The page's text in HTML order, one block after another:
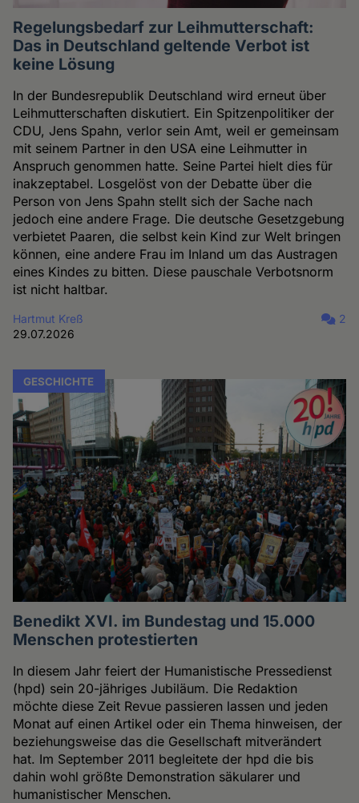
Regelungsbedarf zur Leihmutterschaft:
Das in Deutschland geltende Verbot ist
keine Lösung
In der Bundesrepublik Deutschland wird erneut über
Leihmutterschaften diskutiert. Ein Spitzenpolitiker der
CDU, Jens Spahn, verlor sein Amt, weil er gemeinsam
mit seinem Partner in den USA eine Leihmutter in
Anspruch genommen hatte. Seine Partei hielt dies für
inakzeptabel. Losgelöst von der Debatte über die
Person von Jens Spahn stellt sich der Sache nach
jedoch eine andere Frage. Die deutsche Gesetzgebung
verbietet Paaren, die selbst kein Kind zur Welt bringen
können, eine andere Frau im Inland um das Austragen
eines Kindes zu bitten. Diese pauschale Verbotsnorm
ist nicht haltbar.
Hartmut Kreß
29.07.2026
2
GESCHICHTE
Benedikt XVI. im Bundestag und 15.000
Menschen protestierten
In diesem Jahr feiert der Humanistische Pressedienst
(hpd) sein 20-jähriges Jubiläum. Die Redaktion
möchte diese Zeit Revue passieren lassen und jeden
Monat auf einen Artikel oder ein Thema hinweisen, der
beziehungsweise das die Gesellschaft mitverändert
hat. Im September 2011 begleitete der hpd die bis
dahin wohl größte Demonstration säkularer und
humanistischer Menschen.